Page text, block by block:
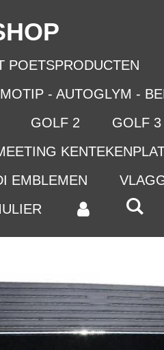
POETSPRODUCTEN
- AUTOGLYM -
GOLF 2 GOLF 3
EMBLEMEN